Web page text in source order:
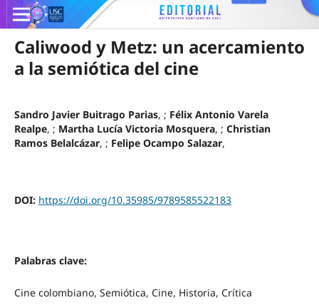
Caliwood y Metz: un acercamiento
a la semiótica del cine
Sandro Javier Buitrago Parias, ; Félix Antonio Varela
Realpe, ; Martha Lucía Victoria Mosquera, ; Christian
Ramos Belalcázar, ; Felipe Ocampo Salazar,
DOI: https://doi.org/10.35985/9789585522183
Palabras clave:
Cine colombiano, Semiótica, Cine, Historia, Crítica